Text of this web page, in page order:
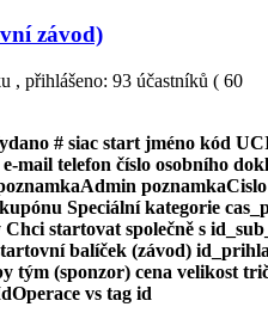
závod)
, přihlášeno: 93 účastníků ( 60
# siac start jméno kód
e-mail telefon číslo osobního
poznamkaCislo
Speciální kategorie
Chci startovat společně s
balíček (závod)
tým (sponzor) cena velikost
vs tag id